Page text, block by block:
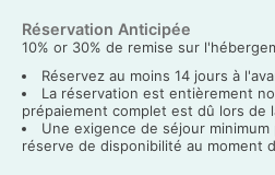
Réservation Anticipée
10% or 30% de remise sur
Réservez au moins 14 jours à
La réservation est entièrement
prépaiement complet est dû lors de
Une exigence de séjour
réserve de disponibilité au moment